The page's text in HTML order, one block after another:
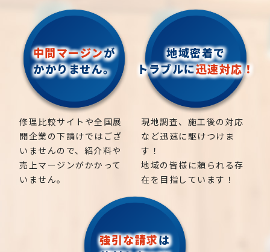
中間マージンが
かかりません。
修理比較サイトや全国展
開企業の下請けではござ
いませんので、紹介料や
売上マージンがかかって
いません。
地域密着で
トラブルに迅速対応！
現地調査、施工後の対応
など迅速に駆けつけま
す！
地域の皆様に頼られる存
在を目指しています！
強引な請求は